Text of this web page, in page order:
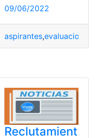
09/06/2022
aspirantes,evaluaciones
Reclutamient